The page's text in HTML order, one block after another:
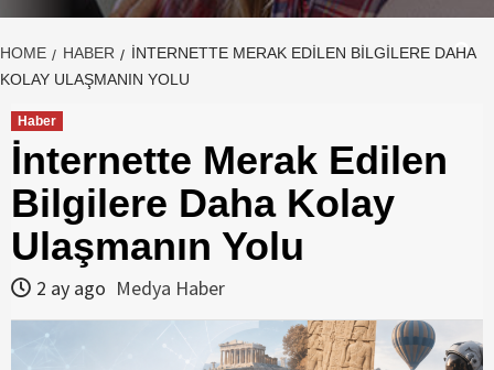
HOME HABER
İNTERNETTE MERAK EDILEN BILGILERE DAHA
KOLAY ULAŞMANIN YOLU
Haber
İnternette Merak Edilen
Bilgilere Daha Kolay
Ulaşmanın Yolu
2 ay ago Medya Haber